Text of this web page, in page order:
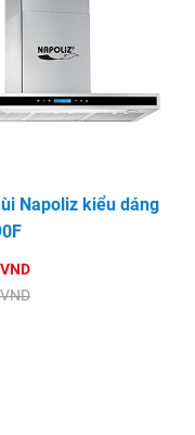
Napoliz kiểu dáng